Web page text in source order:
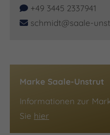
+49 3445 2337941
schmidt@saale-
Marke Saale-Unstrut
Informationen zur
Sie hier